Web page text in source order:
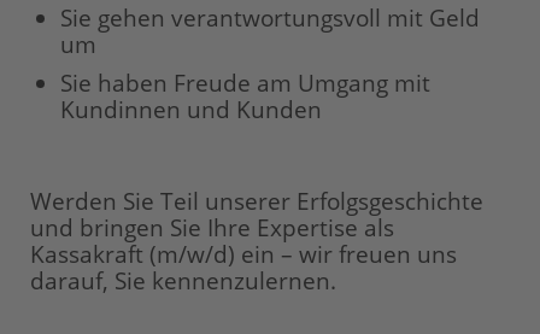
Sie gehen verantwortungsvoll mit Geld
um
Sie haben Freude am Umgang mit
Kundinnen und Kunden
Werden Sie Teil unserer Erfolgsgeschichte
und bringen Sie Ihre Expertise als
Kassakraft (m/w/d) ein – wir freuen uns
darauf, Sie kennenzulernen.